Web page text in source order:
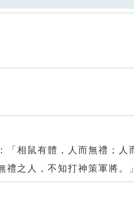
相鼠有體，人而無禮；人
之人，不知打神策軍將。」